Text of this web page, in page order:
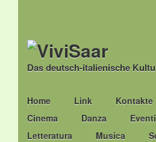
Das deutsch-italienische
Main menu
Skip
to
content
Home Link
Kontakte
Cinema
Danza Eventi
Letteratura
Musica